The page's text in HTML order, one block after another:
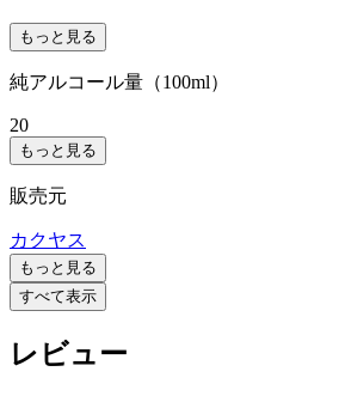
もっと見る
純アルコール量（100ml）
20
もっと見る
販売元
カクヤス
もっと見る
すべて表示
レビュー